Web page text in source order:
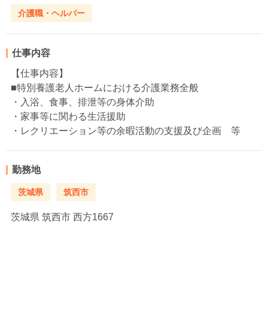
介護職・ヘルパー
仕事内容
【仕事内容】
■特別養護老人ホームにおける介護業務全般
・入浴、食事、排泄等の身体介助
・家事等に関わる生活援助
・レクリエーション等の余暇活動の支援及び企画 等
勤務地
茨城県 筑西市
茨城県 筑西市 西方1667